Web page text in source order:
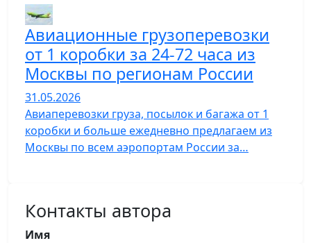
Авиационные грузоперевозки
от 1 коробки за 24-72 часа из
Москвы по регионам России
31.05.2026
Авиаперевозки груза, посылок и багажа от 1
коробки и больше ежедневно предлагаем из
Москвы по всем аэропортам России за…
Контакты автора
Имя